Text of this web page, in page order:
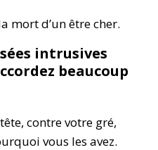
mort d’un être cher.
intrusives
beaucoup
contre votre gré,
vous les avez.